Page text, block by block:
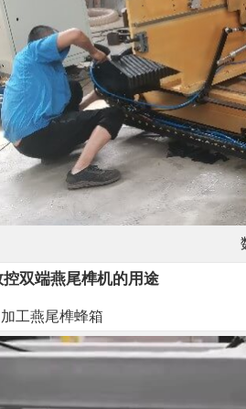
控双端燕尾榫机的用途
工燕尾榫蜂箱